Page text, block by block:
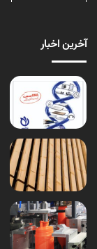
آخرین اخبار